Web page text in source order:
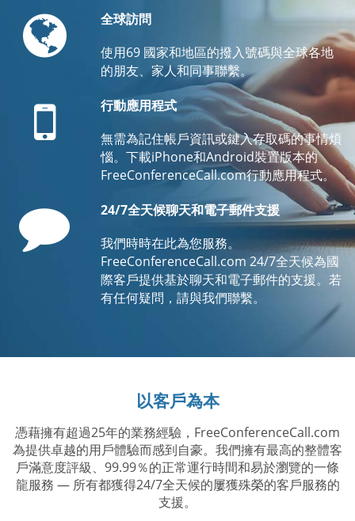
Globe全球訪問
使用69 國家和地區的撥入號碼與全球各地
的朋友、家人和同事聯繫。
Mobile
行動應用程式
無需為記住帳戶資訊或鍵入存取碼的事情煩
惱。下載iPhone和Android裝置版本的
FreeConferenceCall.com行動應用程式。
Comment
24/7全天候聊天和電子郵件支援
我們時時在此為您服務。
FreeConferenceCall.com 24/7全天候為國
際客戶提供基於聊天和電子郵件的支援。若
有任何疑問，請與我們聯繫。
以客戶為本
憑藉擁有超過25年的業務經驗，FreeConferenceCall.com
為提供卓越的用戶體驗而感到自豪。我們擁有最高的整體客
戶滿意度評級、99.99％的正常運行時間和易於瀏覽的一條
龍服務 — 所有都獲得24/7全天候的屢獲殊榮的客戶服務的
支援。